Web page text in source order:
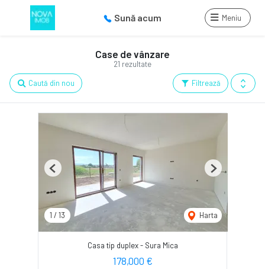
Sună acum Meniu
21 rezultate
Case de vânzare
Filtrează
Caută din nou
1 / 13 Harta
Previous Next
Casa tip duplex - Sura Mica
178,000 €